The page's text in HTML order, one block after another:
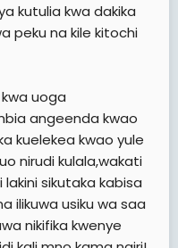
kutulia kwa dakika
peku na kile kitochi
uoga
angeenda kwao
kuelekea kwao yule
nirudi kulala,wakati
sikutaka kabisa
ilikuwa usiku wa saa
nikifika kwenye